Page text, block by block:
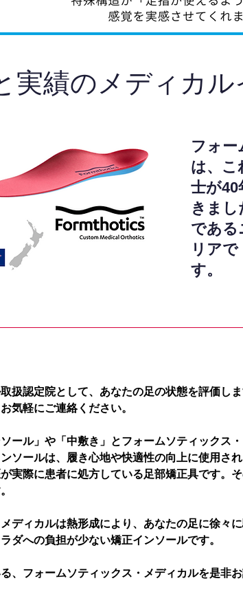
実績のメディカ
フォー
は、こ
士が40
きまし
である
リア
す。
扱認定院として、あなたの足の状態を評価しま
気軽にご連絡ください。
ール」や「中敷き」とフォームソティックス
ソールは、履き心地や快適性の向上に使用さ
実際に患者に処方している足部矯正具です。
ディカルは熱形成により、あなたの足に徐々
ダへの負担が少ない矯正インソールです。
、フォームソティックス・メディカルを是非お